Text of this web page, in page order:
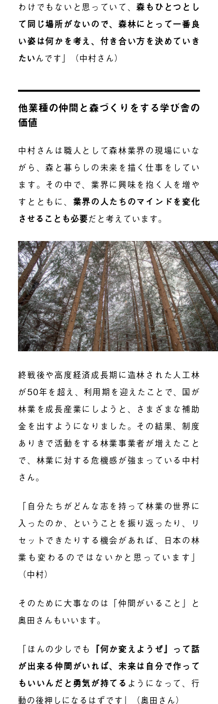
わけでもないと思っていて、森もひとつとし
て同じ場所がないので、森林にとって一番良
い姿は何かを考え、付き合い方を決めていき
たいんです」（中村さん）
他業種の仲間と森づくりをする学び舎の
価値
中村さんは職人として森林業界の現場にいな
がら、森と暮らしの未来を描く仕事をしてい
ます。その中で、業界に興味を抱く人を増や
すとともに、 業界の人たちのマインドを変化
させることも必要だと考えています。
終戦後や高度経済成長期に造林された人工林
が50年を超え、利用期を迎えたことで、国が
林業を成長産業にしようと、さまざまな補助
金を出すようになりました。その結果、制度
ありきで活動をする林業事業者が増えたこと
で、林業に対する危機感が強まっている中村
さん。
「自分たちがどんな志を持って林業の世界に
入ったのか、ということを振り返ったり、リ
セットできたりする機会があれば、日本の林
業も変わるのではないかと思っています」
（中村）
そのために大事なのは「仲間がいること」と
奥田さんもいいます。
「ほんの少しでも 『何か変えようぜ』って話
が出来る仲間がいれば、未来は自分で作って
もいいんだと勇気が持てる ようになって、行
動の後押しになるはずです」（奥田さん）